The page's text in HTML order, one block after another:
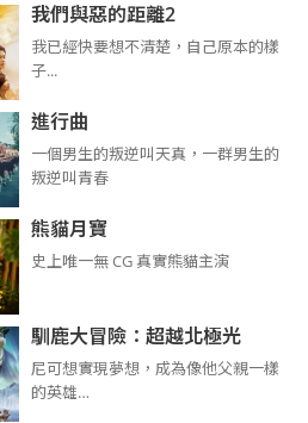
我們與惡的距離2
我已經快要想不清楚，自己原本的樣
子...
進行曲
​​​一個男生的叛逆叫天真，一群男生的
叛逆叫青春
熊貓月寶
史上唯一無 CG 真實熊貓主演
馴鹿大冒險：超越北極光
尼可想實現夢想，成為像他父親一樣
的英雄…